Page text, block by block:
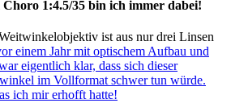
1:4.5/35 bin ich immer dabei!
ist aus nur drei Linsen
einem Jahr mit optischem Aufbau und
eigentlich klar, dass sich dieser
im Vollformat schwer tun würde.
ich mir erhofft hatte!